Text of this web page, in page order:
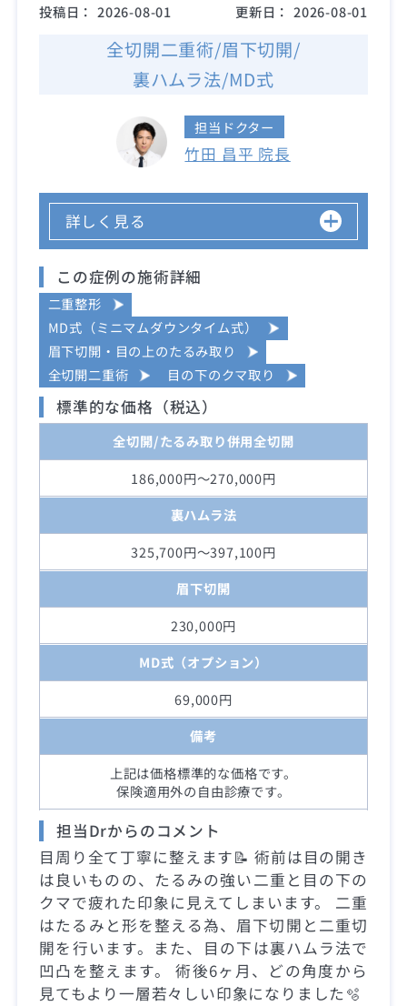
投稿日： 2026-08-01 更新日： 2026-08-01
全切開二重術/眉下切開/
裏ハムラ法/MD式
担当ドクター
竹田 昌平 院長
詳しく見る
この症例の施術詳細
二重整形
MD式（ミニマムダウンタイム式）
眉下切開・目の上のたるみ取り
全切開二重術
目の下のクマ取り
標準的な価格（税込）
全切開/たるみ取り併用全切開
186,000円～270,000円
裏ハムラ法
325,700円～397,100円
眉下切開
230,000円
MD式（オプション）
69,000円
備考
上記は価格標準的な価格です。
保険適用外の自由診療です。
担当Drからのコメント
目周り全て丁寧に整えます📝 術前は目の開き
は良いものの、たるみの強い二重と目の下の
クマで疲れた印象に見えてしまいます。 二重
はたるみと形を整える為、眉下切開と二重切
開を行います。また、目の下は裏ハムラ法で
凹凸を整えます。 術後6ヶ月、どの角度から
見てもより一層若々しい印象になりました🫧